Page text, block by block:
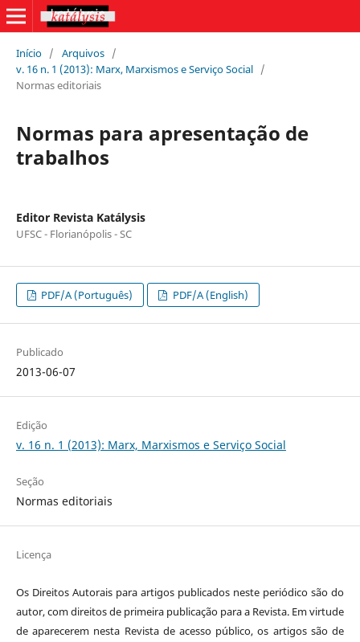
Início / Arquivos /
v. 16 n. 1 (2013): Marx, Marxismos e Serviço Social /
Normas editoriais
Normas para apresentação de
trabalhos
Editor Revista Katálysis
UFSC - Florianópolis - SC
PDF/A (Português) PDF/A (English)
Publicado
2013-06-07
Edição
v. 16 n. 1 (2013): Marx, Marxismos e Serviço Social
Seção
Normas editoriais
Licença
Os Direitos Autorais para artigos publicados neste periódico são do
autor, com direitos de primeira publicação para a Revista. Em virtude
de aparecerem nesta Revista de acesso público, os artigos são de